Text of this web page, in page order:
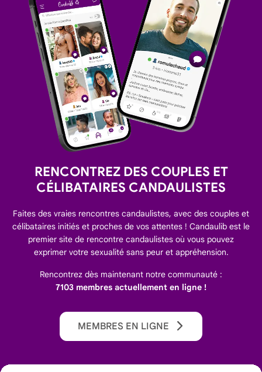
RENCONTREZ DES COUPLES ET
CÉLIBATAIRES CANDAULISTES
Faites des vraies rencontres candaulistes, avec des couples et
célibataires initiés et proches de vos attentes ! Candaulib est le
premier site de rencontre candaulistes où vous pouvez
exprimer votre sexualité sans peur et appréhension.
Rencontrez dès maintenant notre communauté :
7103 membres actuellement en ligne !
MEMBRES EN LIGNE